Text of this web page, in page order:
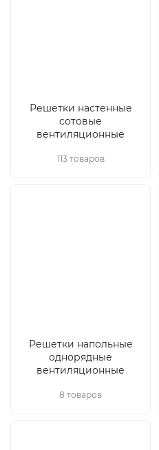
Решетки настенные
сотовые
вентиляционные
113 товаров
Решетки напольные
однорядные
вентиляционные
8 товаров